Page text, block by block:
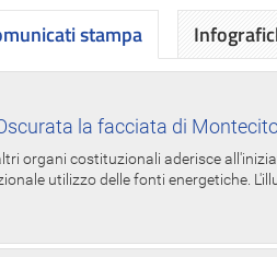
stampa
la facciata di
organi costituzionali aderisce
utilizzo delle fonti energetiche.